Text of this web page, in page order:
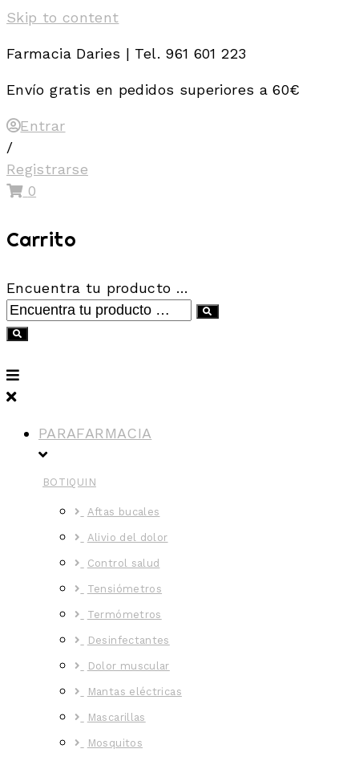
Skip to content
Farmacia Daries | Tel. 961 601 223
Envío gratis en pedidos superiores a 60€
Entrar
/
Registrarse
0
Carrito
Encuentra tu producto …
PARAFARMACIA
BOTIQUIN
Aftas bucales
Alivio del dolor
Control salud
Tensiómetros
Termómetros
Desinfectantes
Dolor muscular
Mantas eléctricas
Mascarillas
Mosquitos